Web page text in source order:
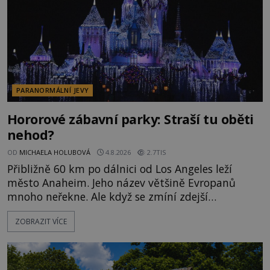
PARANORMÁLNÍ JEVY
Hororové zábavní parky: Straší tu oběti
nehod?
OD MICHAELA HOLUBOVÁ 4.8.2026 2.7TIS
Přibližně 60 km po dálnici od Los Angeles leží
město Anaheim. Jeho název většině Evropanů
mnoho neřekne. Ale když se zmíní zdejší
Disneyland, je hned jasno. Zábavní park vyroste na
poklidném místě bývalého sadu pomerančovníků.
kolem 17 000 000 zábavychtivých lidí ročně. A ač je
velká snaha to utajit, někteří z
ZOBRAZIT VÍCE